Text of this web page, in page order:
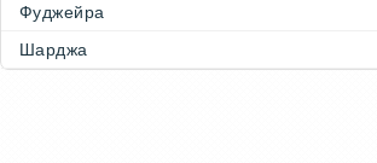
Фуджейра
Шарджа